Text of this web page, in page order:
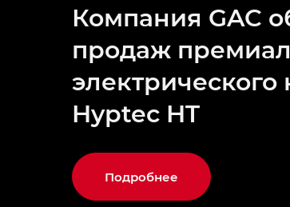
Компания GAC
продаж
электрического
Hyptec HT
Подробнее